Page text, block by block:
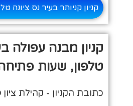
קניון קניותר בעיר נס ציונה
קניון מבנה עפולה
טלפון, שעות
כתובת הקניון - קהילת ציון 20, עפולה